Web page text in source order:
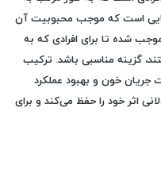
هایی است که موجب محبوبیت آن
بالای این دارو (۳۰ عدد) موجب شده تا برای افرادی که به
گزینه مناسبی باشد. ترکیب
جریان خون و بهبود عملکرد
اثر خود را حفظ می‌کند و برای